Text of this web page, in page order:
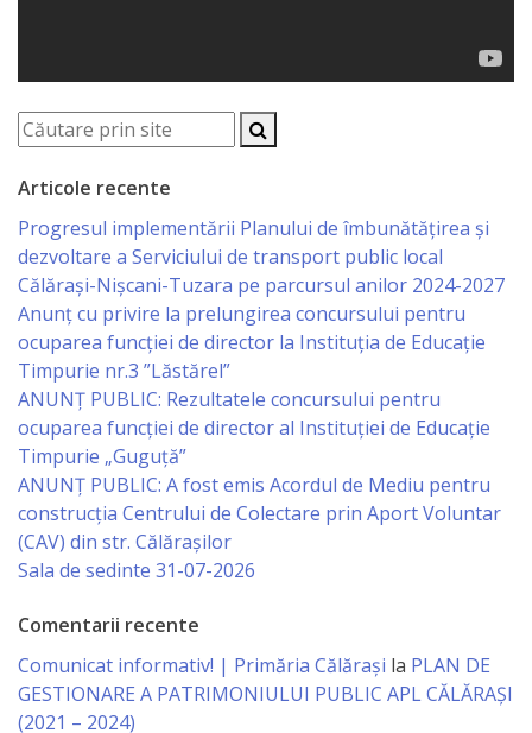
şi
Taxelor
Locale
Serviciul
Juridic
Serviciul
în
Reglementarea
Regimului
Funciar
Relaţii
cu
Publicul
Articole recente
Progresul implementării Planului de îmbunătățirea și
dezvoltare a Serviciului de transport public local
Călărași-Nișcani-Tuzara pe parcursul anilor 2024-2027
Anunț cu privire la prelungirea concursului pentru
ocuparea funcţiei de director la Instituția de Educație
Timpurie nr.3 ”Lăstărel”
ANUNȚ PUBLIC: Rezultatele concursului pentru
ocuparea funcției de director al Instituției de Educație
Timpurie „Guguță”
ANUNȚ PUBLIC: A fost emis Acordul de Mediu pentru
construcția Centrului de Colectare prin Aport Voluntar
(CAV) din str. Călărașilor
Sala de sedinte 31-07-2026
Comentarii recente
Comunicat informativ! | Primăria Călărași la PLAN DE
GESTIONARE A PATRIMONIULUI PUBLIC APL CĂLĂRAȘI
(2021 – 2024)